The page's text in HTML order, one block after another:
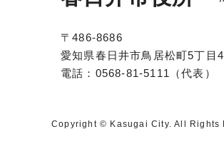
〒486-8686
愛知県春日井市鳥居松町5丁目
電話：0568-81-5111（代表）
Copyright © Kasugai City. All Rights